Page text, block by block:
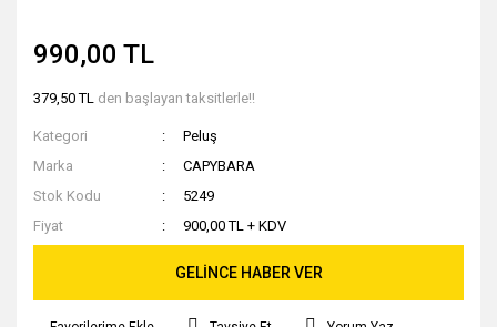
990,00 TL
379,50 TL den başlayan taksitlerle!!
Kategori
Peluş
Marka
CAPYBARA
Stok Kodu
5249
Fiyat
900,00 TL + KDV
GELİNCE HABER VER